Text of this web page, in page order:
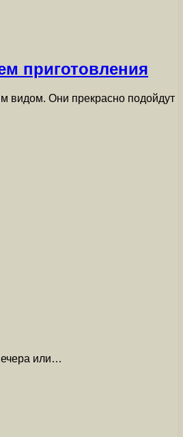
приготовления
видом. Они прекрасно подойдут
или…